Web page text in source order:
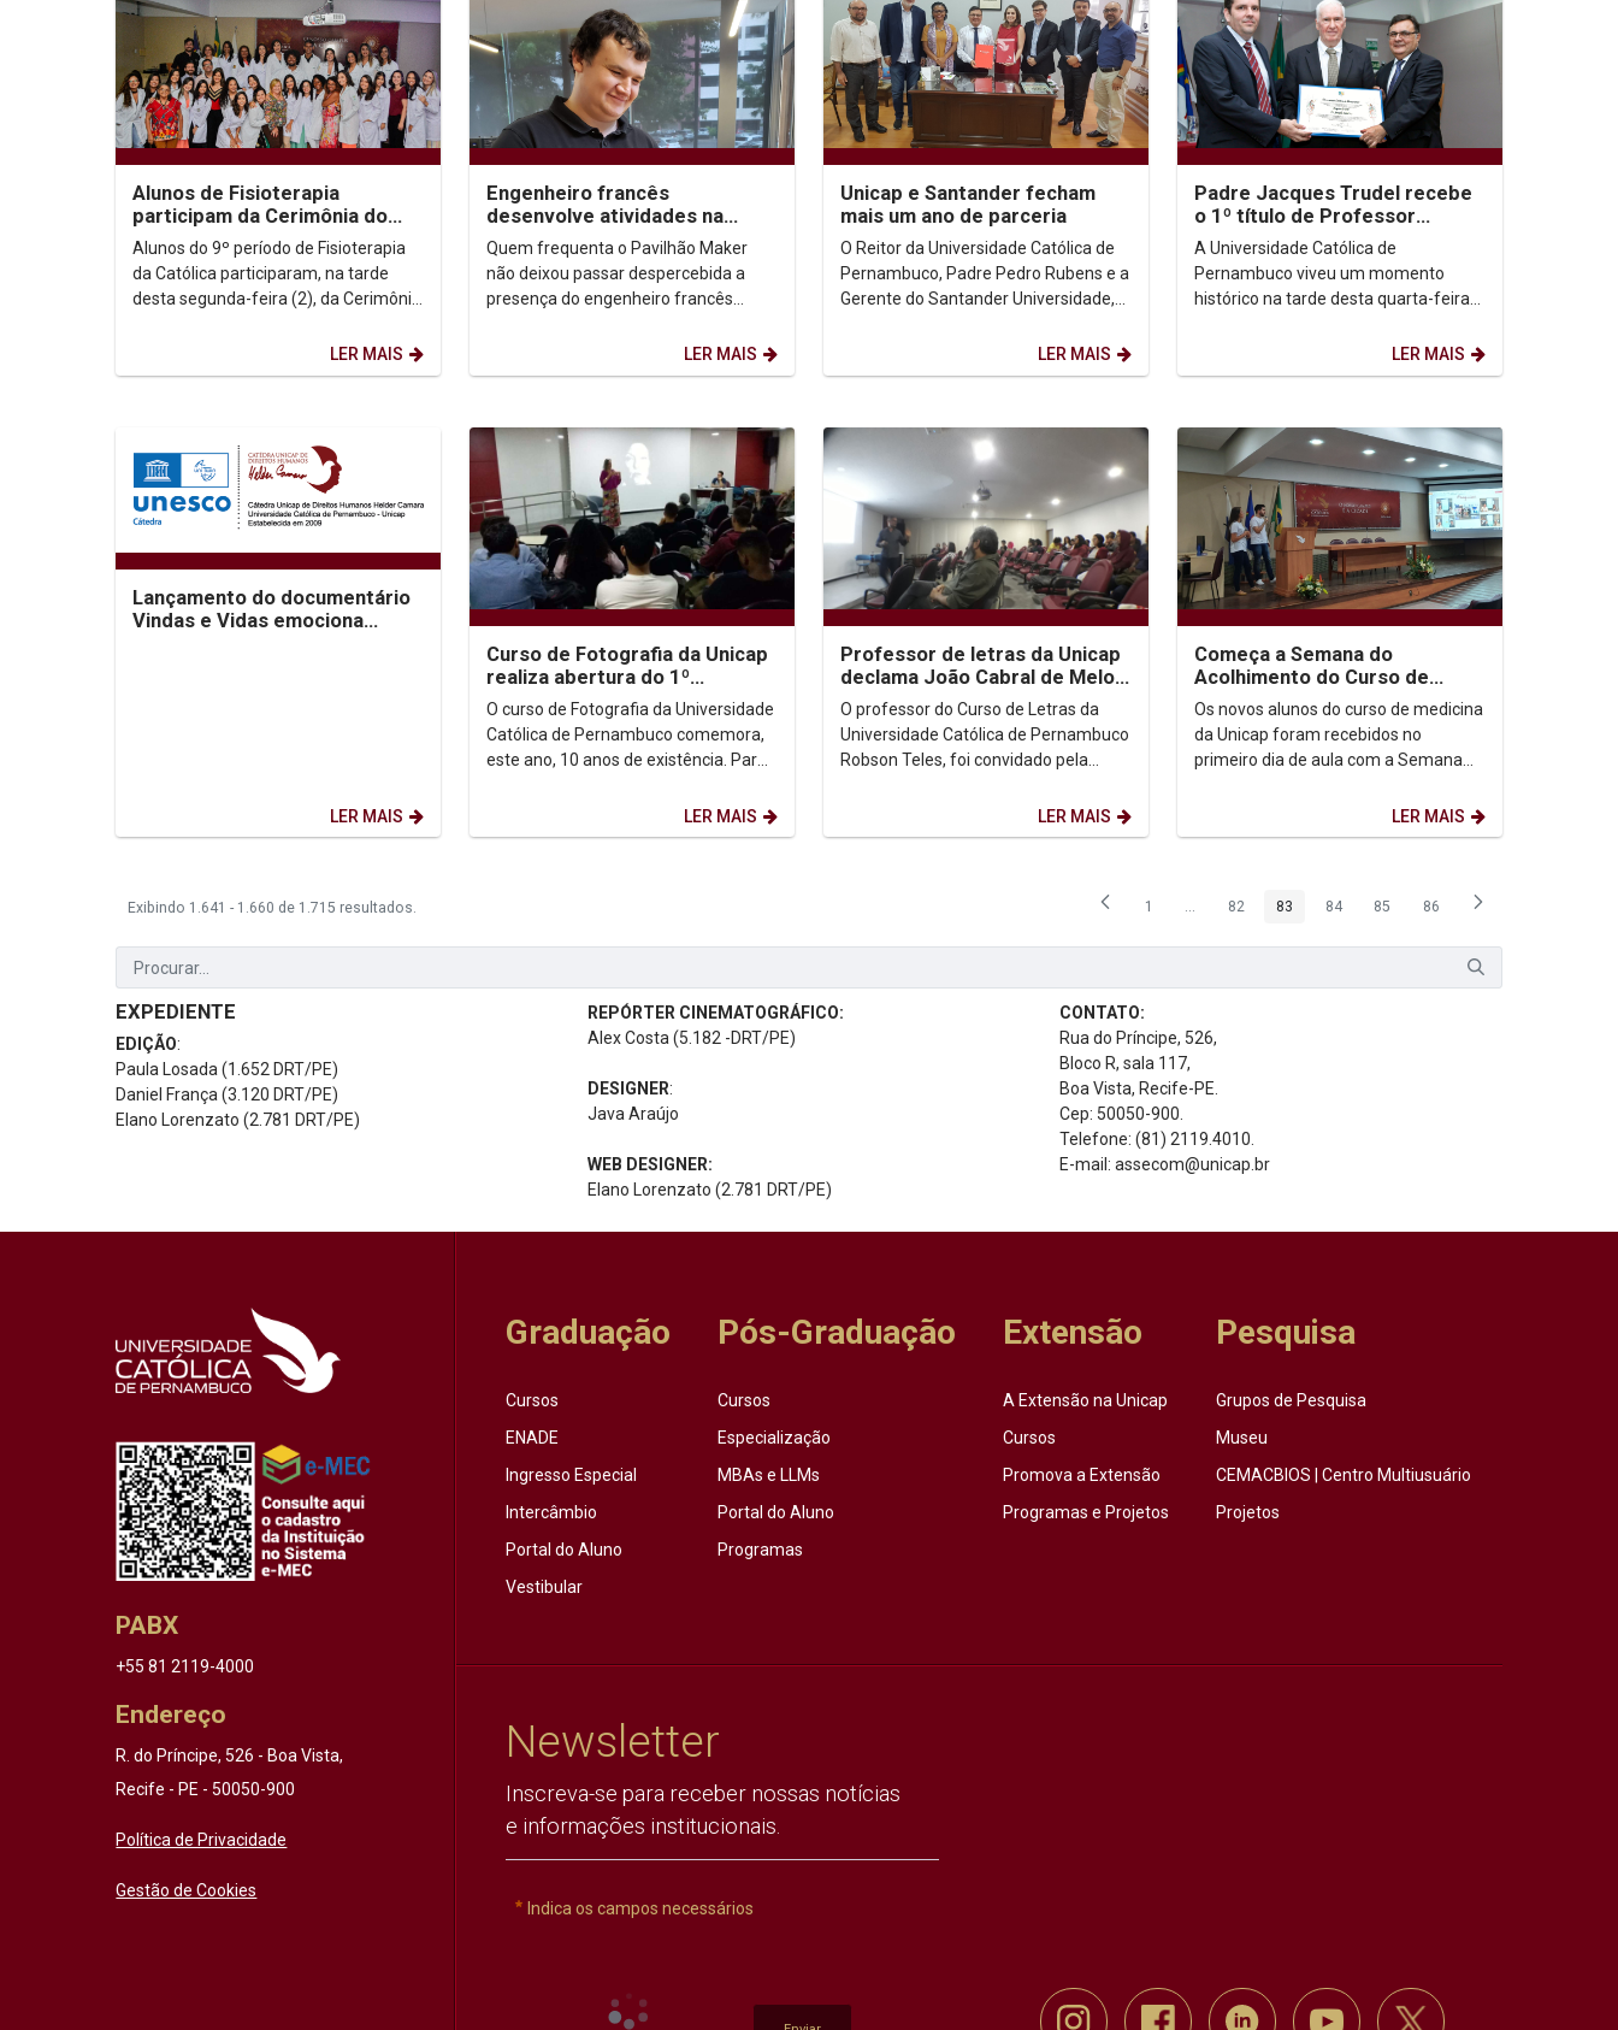
Alunos de Fisioterapia
participam da Cerimônia do
Jaleco
Alunos do 9º período de Fisioterapia
da Católica participaram, na tarde
desta segunda-feira (2), da Cerimônia
LER MAIS
Engenheiro francês
desenvolve atividades na
Unicap-Icam International
School
Quem frequenta o Pavilhão Maker
não deixou passar despercebida a
presença do engenheiro francês
discreto, ele era presença...LER MAIS
Unicap e Santander fecham
mais um ano de parceria
O Reitor da Universidade Católica de
Pernambuco, Padre Pedro Rubens e a
Gerente do Santander Universidade,
LER MAIS
Padre Jacques Trudel recebe
o 1º título de Professor
Emérito da Universidade
Católica de Pernambuco
A Universidade Católica de
Pernambuco viveu um momento
histórico na tarde desta quarta-feira
LER MAIS
Lançamento do documentário
Vindas e Vidas emociona
LER MAIS
Curso de Fotografia da Unicap
realiza abertura do 1º
semestre de 2020
O curso de Fotografia da Universidade
Católica de Pernambuco comemora,
este ano, 10 anos de existência. Para
LER MAIS
Professor de letras da Unicap
declama João Cabral de Melo
Neto
O professor do Curso de Letras da
Universidade Católica de Pernambuco
Robson Teles, foi convidado pela
professora Renata Victor,...LER MAIS
Começa a Semana do
Acolhimento do Curso de
Medicina
Os novos alunos do curso de medicina
da Unicap foram recebidos no
primeiro dia de aula com a Semana
Diretório Acadêmico Josefa...LER MAIS
Exibindo 1.641 - 1.660 de 1.715 resultados. Página
1 ...Páginas intermediárias Usar ABA para navegar.
Página
82 Página
83 Página
84 Página
85 Página
86
EXPEDIENTE
EDIÇÃO:
Paula Losada (1.652 DRT/PE)
Daniel França (3.120 DRT/PE)
Elano Lorenzato (2.781 DRT/PE)
REPÓRTER CINEMATOGRÁFICO:
Alex Costa (5.182 -DRT/PE)
DESIGNER:
Java Araújo
WEB DESIGNER:
Elano Lorenzato (2.781 DRT/PE)
CONTATO:
Rua do Príncipe, 526,
Bloco R, sala 117,
Boa Vista, Recife-PE.
Cep: 50050-900.
Telefone: (81) 2119.4010.
E-mail: assecom@unicap.br
PABX
+55 81 2119-4000
Endereço
R. do Príncipe, 526 - Boa Vista,
Recife - PE - 50050-900
Política de Privacidade
Gestão de Cookies
Graduação
Cursos
ENADE
Ingresso Especial
Intercâmbio
Portal do Aluno
Vestibular
Pós-Graduação
Cursos
Especialização
MBAs e LLMs
Portal do Aluno
Programas
Extensão
A Extensão na Unicap
Cursos
Promova a Extensão
Programas e Projetos
Pesquisa
Grupos de Pesquisa
Museu
CEMACBIOS | Centro Multiusuário
Projetos
Newsletter
Inscreva-se para receber nossas notícias
e informações institucionais.
Indica os campos necessários